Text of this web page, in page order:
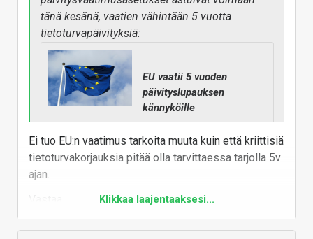
tänä kesänä, vaatien vähintään 5 vuotta
tietoturvapäivityksiä:
EU vaatii 5 vuoden
päivityslupauksen
kännyköille
ekologista kuluttamista
Ecodesign, astuu voimaan
taata viiden vuoden ajan
Ei tuo EU:n vaatimus tarkoita muuta kuin että kriittisiä
tietoturvakorjauksia pitää olla tarvittaessa tarjolla 5v
ajan.
Klikkaa laajentaaksesi...